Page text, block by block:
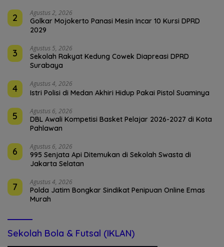
2 Agustus 2, 2026
Golkar Mojokerto Panasi Mesin Incar 10 Kursi DPRD
2029
3 Agustus 5, 2026
Sekolah Rakyat Kedung Cowek Diapreasi DPRD
Surabaya
4 Agustus 4, 2026
Istri Polisi di Medan Akhiri Hidup Pakai Pistol Suaminya
5 Agustus 6, 2026
DBL Awali Kompetisi Basket Pelajar 2026-2027 di Kota
Pahlawan
6 Agustus 6, 2026
995 Senjata Api Ditemukan di Sekolah Swasta di
Jakarta Selatan
7 Agustus 4, 2026
Polda Jatim Bongkar Sindikat Penipuan Online Emas
Murah
Sekolah Bola & Futsal (IKLAN)